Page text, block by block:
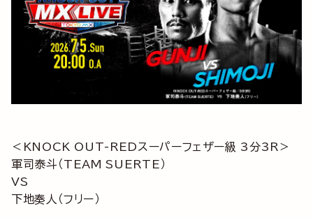
＜KNOCK OUT-REDスーパーフェザー級 3分3R＞
軍司泰斗（TEAM SUERTE）
VS
下地奏人（フリー）